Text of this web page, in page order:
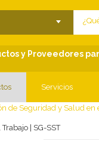
Close menu
y Proveedores
Servicios
de Seguridad y Salud en
| SG-SST